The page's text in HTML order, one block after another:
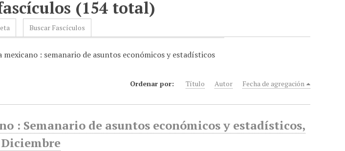
(154 total)
Buscar Fascículos
: semanario de asuntos económicos y estadísticos
Ordenar por: Título Autor Fecha de agregación
: Semanario de asuntos económicos y estadísticos,
Diciembre